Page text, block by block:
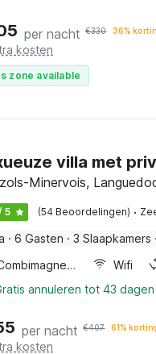
per nacht €330 36%
kosten
zone available
villa met
Minervois,
5 (54 Beoordelingen) ·
· 6 Gasten · 3 Slaapkamers ·
Combimagnetron
Wifi
annuleren tot 43
per nacht €407 61%
kosten